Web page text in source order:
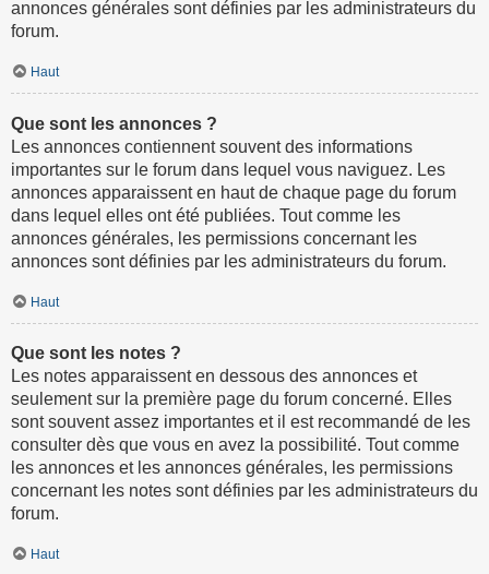
annonces générales sont définies par les administrateurs du
forum.
Haut
Que sont les annonces ?
Les annonces contiennent souvent des informations
importantes sur le forum dans lequel vous naviguez. Les
annonces apparaissent en haut de chaque page du forum
dans lequel elles ont été publiées. Tout comme les
annonces générales, les permissions concernant les
annonces sont définies par les administrateurs du forum.
Haut
Que sont les notes ?
Les notes apparaissent en dessous des annonces et
seulement sur la première page du forum concerné. Elles
sont souvent assez importantes et il est recommandé de les
consulter dès que vous en avez la possibilité. Tout comme
les annonces et les annonces générales, les permissions
concernant les notes sont définies par les administrateurs du
forum.
Haut